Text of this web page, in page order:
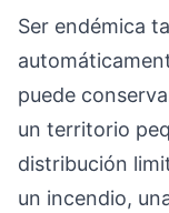
Ser endémica
puede
un territorio
distribución
un incendio,